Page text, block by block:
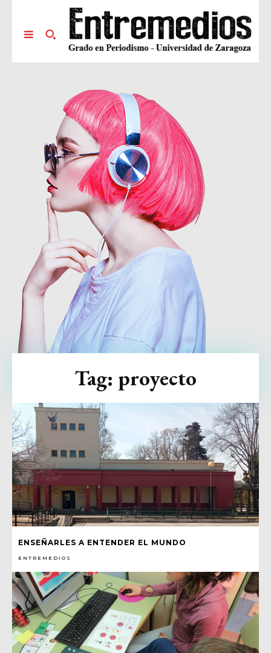
ENSEÑARLES A ENTENDER EL MUNDO
ENTREMEDIOS
Tag: proyecto